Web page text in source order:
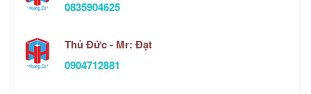
0835904625
Thủ Đức - Mr: Đạt
0904712881